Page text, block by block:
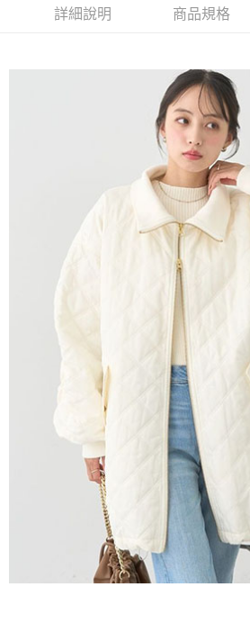
成交易。
3.實際核准額度、可分期數及費用金額請依後續
法說明評估內容。
1.分期款項不併入電信帳單，「大哥付你分期」
2.透過簡訊連結打開帳單後，可選擇「超商條碼
帳／街口支付／iPASS MONEY」等通路繳費。
1.本服務係由「台灣大哥大股份有限公司」（以
用戶於交易時，得透過本服務購買商品或服務
買賣價金債權讓與本公司後，依約使用本公司帳
2.基於同意付款使用「大哥付你分期」之契約關
資料（包含姓名、電話或地址）提供予台灣大
由本公司與您本人進行分期帳單所需資料之確認
3.完整用戶服務條款，請詳閱以下連結：
AFTEE先享後付是「在收到商品之後才付款」
３．安心：先確認商品／服務後，再付款。
【「AFTEE先享後付」結帳流程】
１．於結帳方式選擇「AFTEE先享後付」後，
結帳頁面，進行簡訊認證並確認金額後，即可完
２．訂單成立數日內，您將收到繳費通知簡訊。
３．收到繳費通知簡訊後14天內，點擊此簡訊
ATM／網路銀行／等多元方式進行付款，方視為
※ 請注意：結帳手續完成當下不需立刻繳費，
購買商品的店家。未經商家同意取消之訂單仍
後付繳納相關費用。
※ 交易是否成功請以「AFTEE先享後付 」之結
是否繳費成功／繳費後需取消欲退款等相關疑
https://
易，需依本服務之必要範圍內提供個人資料，
權轉讓予恩沛科技股份有限公司。
２．關於個人資料處理事宜，請瀏覽以下網址：
https://aftee.tw/terms/#terms3
３．未成年的使用者請事先徵得法定代理人或監
「AFTEE先享後付」，若未經同意申辦者引起
４．使用「AFTEE先享後付」時，將依據個別
時審查核予不同之上限額度；若仍有額度不足
請求用戶進行身份認證。
５．嚴禁一人註冊多個帳號或使用他人資訊註
恩沛科技股份有限公司將有權停止該用戶之使
ATM付款
每筆NT$60，滿NT$388(含以上)免運費
每筆NT$60，滿NT$388(含以上)免運費
萊爾富取貨付款
每筆NT$60，滿NT$888(含以上)免運費
萊爾富純取貨
每筆NT$60，滿NT$888(含以上)免運費
每筆NT$60，滿NT$888(含以上)免運費
每筆NT$90，滿NT$888(含以上)免運費
詳細說明 商品規格